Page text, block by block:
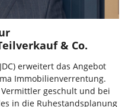
& Co.
erweitert das Angebot
Immobilienverrentung.
geschult und bei
in die Ruhestandsplanung